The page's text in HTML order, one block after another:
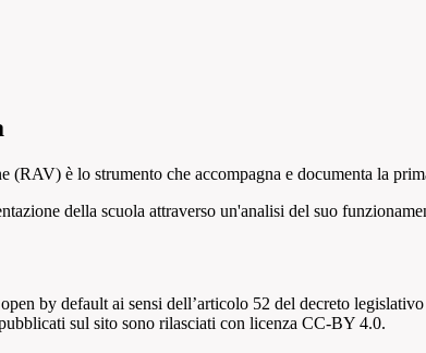
(RAV) è lo strumento che accompagna e documenta la
della scuola attraverso un'analisi del suo
by default ai sensi dell’articolo 52 del decreto
sul sito sono rilasciati con licenza CC-BY 4.0.